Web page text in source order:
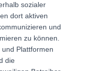
sozialer
dort aktiven
und
zu können.
Plattformen
die